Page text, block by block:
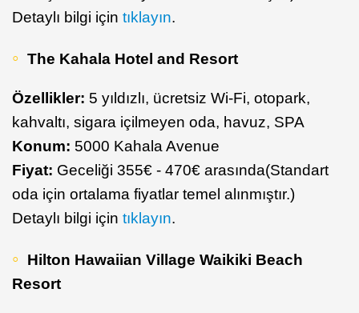
Detaylı bilgi için tıklayın.
The Kahala Hotel and Resort
Özellikler: 5 yıldızlı, ücretsiz Wi-Fi, otopark,
kahvaltı, sigara içilmeyen oda, havuz, SPA
Konum: 5000 Kahala Avenue
Fiyat: Geceliği 355€ - 470€ arasında(Standart
oda için ortalama fiyatlar temel alınmıştır.)
Detaylı bilgi için tıklayın.
Hilton Hawaiian Village Waikiki Beach
Resort